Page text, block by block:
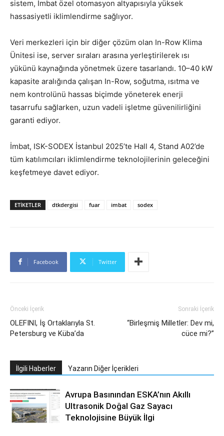
sistem, İmbat özel otomasyon altyapısıyla yüksek
hassasiyetli iklimlendirme sağlıyor.
Veri merkezleri için bir diğer çözüm olan In-Row Klima
Ünitesi ise, server sıraları arasına yerleştirilerek ısı
yükünü kaynağında yönetmek üzere tasarlandı. 10–40 kW
kapasite aralığında çalışan In-Row, soğutma, ısıtma ve
nem kontrolünü hassas biçimde yöneterek enerji
tasarrufu sağlarken, uzun vadeli işletme güvenilirliğini
garanti ediyor.
İmbat, ISK-SODEX İstanbul 2025’te Hall 4, Stand A02’de
tüm katılımcıları iklimlendirme teknolojilerinin geleceğini
keşfetmeye davet ediyor.
ETİKETLER dtkdergisi fuar imbat sodex
Facebook Twitter
Önceki İçerik
OLEFINI, İş Ortaklarıyla St.
Petersburg ve Küba’da
Sonraki İçerik
“Birleşmiş Milletler: Dev mi,
cüce mi?”
İlgili Haberler Yazarın Diğer İçerikleri
Avrupa Basınından ESKA’nın Akıllı
Ultrasonik Doğal Gaz Sayacı
Teknolojisine Büyük İlgi